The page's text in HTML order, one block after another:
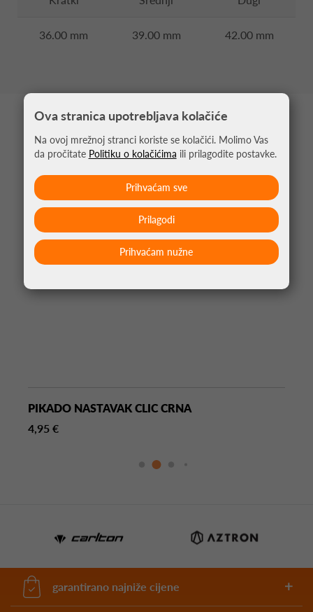
36.00 mm 39.00 mm 42.00 mm
PIKADO NASTAVAK CLIC CRNA
4,95 €
garantirano najniže cijene
Ova stranica upotrebljava kolačiće
Na ovoj mrežnoj stranci koriste se kolačići. Molimo Vas
da pročitate Politiku o kolačićima ili prilagodite postavke.
Prihvaćam nužne
Prilagodi
Prihvaćam sve